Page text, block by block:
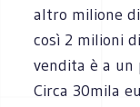
altro milione
così 2 milioni
vendita è a un
Circa 30mila